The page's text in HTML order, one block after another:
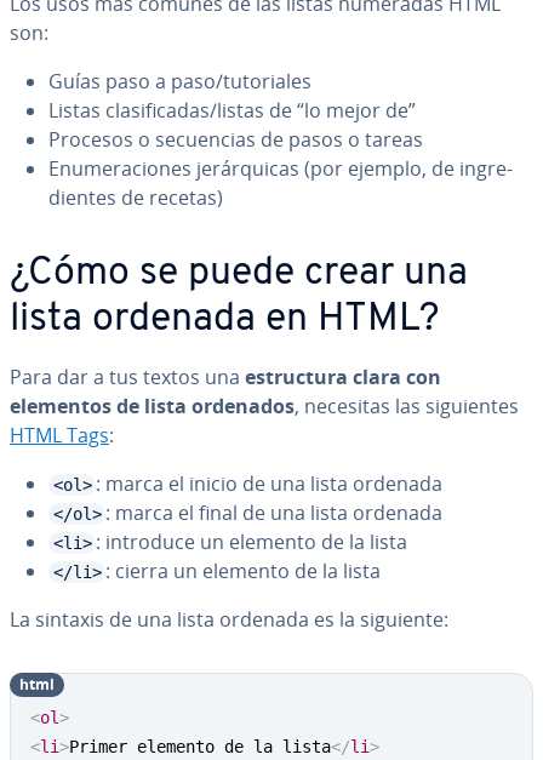
son:
Guías paso a paso/tu­to­ria­les
Listas cla­si­fi­ca­das/listas de “lo mejor de”
Procesos o se­cue­n­cias de pasos o tareas
Enu­me­ra­cio­nes je­rá­r­qui­cas (por ejemplo, de in­gre­
die­n­tes de recetas)
¿Cómo se puede crear una
lista ordenada en HTML?
Para dar a tus textos una es­tru­c­tu­ra clara con
elementos de lista ordenados, necesitas las si­guie­n­tes
HTML Tags:
<ol> : marca el inicio de una lista ordenada
</ol> : marca el final de una lista ordenada
<li> : introduce un elemento de la lista
</li> : cierra un elemento de la lista
La sintaxis de una lista ordenada es la siguiente:
<ol>
<li>Primer elemento de la lista</li>
html